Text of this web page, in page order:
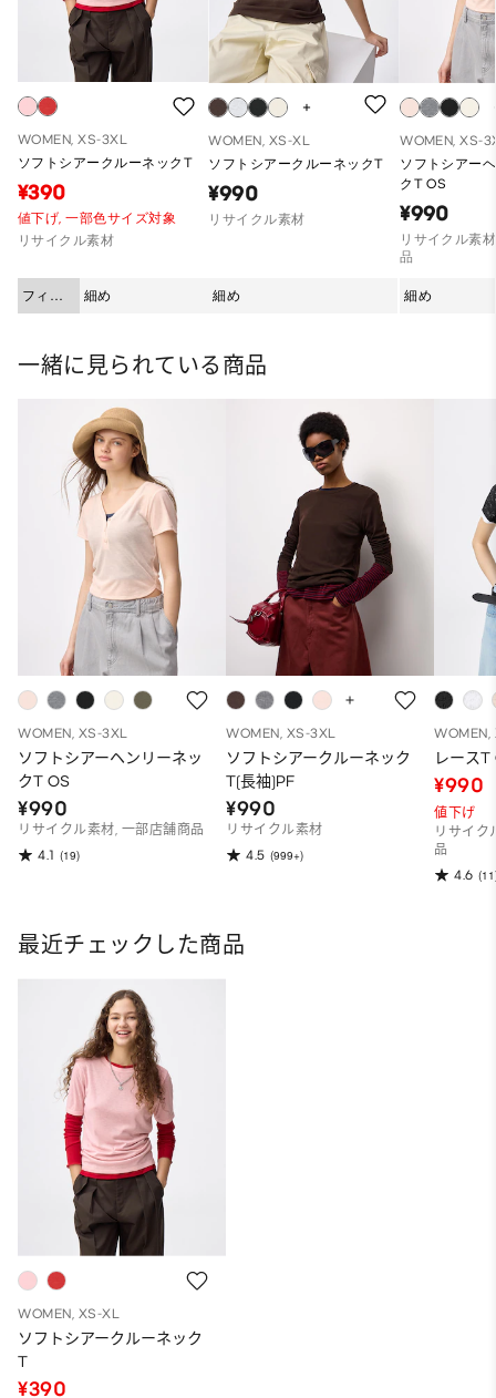
WOMEN, XS-3XL
ソフトシアークルーネックT
¥390
値下げ,一部色サイズ対象
リサイクル素材
フィッ
ト
細め
WOMEN, XS-XL
ソフトシアークルーネックT
¥990
リサイクル素材
細め
WOMEN, XS-
ソフトシアー
クT OS
¥990
リサイクル素
品
細め
一緒に見られている商品
WOMEN, XS-3XL
ソフトシアーヘンリーネッ
クT OS
¥990
リサイクル素材, 一部店舗商品
4.1 (19)
WOMEN, XS-3XL
ソフトシアークルーネック
T(長袖)PF
¥990
リサイクル素材
4.5 (999+)
WOMEN,
レースT
¥990
値下げ
リサイク
品
4.6
最近チェックした商品
WOMEN, XS-XL
ソフトシアークルーネック
T
¥390